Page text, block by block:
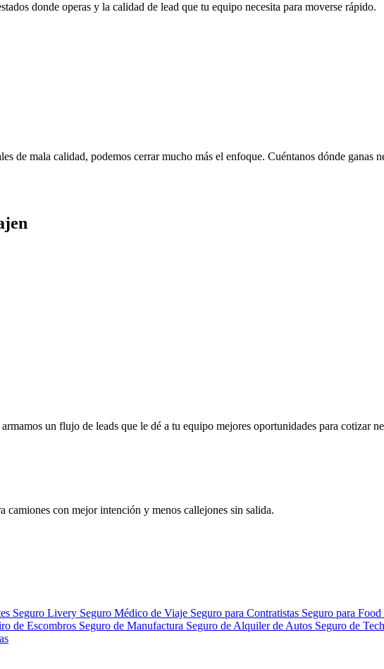
donde operas y la calidad de lead que tu equipo necesita para moverse rápido.
de mala calidad, podemos cerrar mucho más el enfoque. Cuéntanos dónde ganas
un flujo de leads que le dé a tu equipo mejores oportunidades para cotizar
camiones con mejor intención y menos callejones sin salida.
Seguro Livery Seguro Médico de Viaje Seguro para Contratistas Seguro para
de Escombros Seguro de Manufactura Seguro de Alquiler de Autos Seguro de